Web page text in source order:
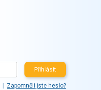
Přihlásit
Zapomněli jste heslo?